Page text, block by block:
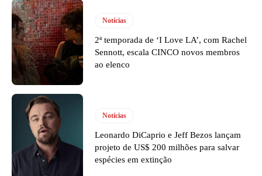
Notícias
2ª temporada de ‘I Love LA’, com Rachel
Sennott, escala CINCO novos membros
ao elenco
Notícias
Leonardo DiCaprio e Jeff Bezos lançam
projeto de US$ 200 milhões para salvar
espécies em extinção